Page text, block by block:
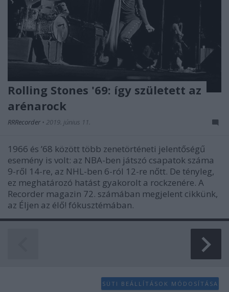
Rolling Stones '69: így született az
arénarock
RRRecorder • 2019. június 11.
1966 és ’68 között több zenetörténeti jelentőségű
esemény is volt: az NBA-ben játszó csapatok száma
9-ről 14-re, az NHL-ben 6-ról 12-re nőtt. De tényleg,
ez meghatározó hatást gyakorolt a rockzenére. A
Recorder magazin 72. számában megjelent cikkünk,
az Éljen az élő! fókusztémában.
SÜTI BEÁLLÍTÁSOK MÓDOSÍTÁSA